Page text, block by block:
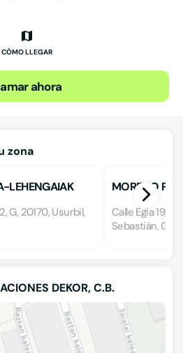
CÓMO LLEGAR
ahora
zona
LEHENGAIAK
G, 20170, Usurbil,
MORENO
Calle Egia 19,
Sebastián,
DEKOR, C.B.